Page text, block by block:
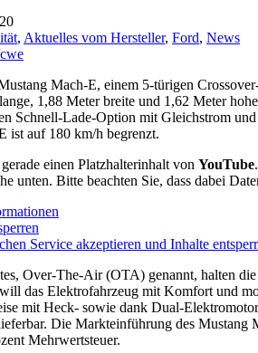
, Aktuelles vom Hersteller, Ford, News
Mach-E, einem 5-türigen
1,88 Meter breite und 1,62 Meter
Schnell-Lade-Option mit Gleichstrom
ist auf 180 km/h begrenzt.
gerade einen Platzhalterinhalt von YouTube
unten. Bitte beachten Sie, dass dabei
Service akzeptieren und Inhalte
Over-The-Air (OTA) genannt, halten
das Elektrofahrzeug mit Komfort und
mit Heck- sowie dank Dual-
Die Markteinführung des Mustang
Mehrwertsteuer.